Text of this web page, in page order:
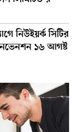
নিউইয়র্ক সিটির
১৬ আগষ্ট